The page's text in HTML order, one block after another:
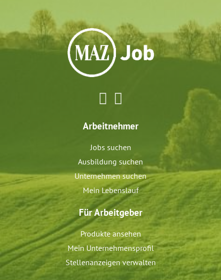
Arbeitnehmer
Jobs suchen
Ausbildung suchen
Unternehmen suchen
Mein Lebenslauf
Für Arbeitgeber
Produkte ansehen
Mein Unternehmensprofil
Stellenanzeigen verwalten